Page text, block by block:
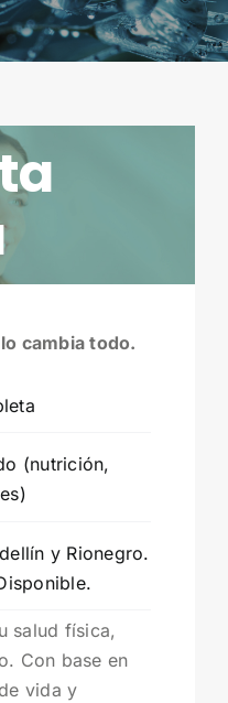
cambia todo.
(nutrición,
y Rionegro.
salud física,
Con base en
vida y